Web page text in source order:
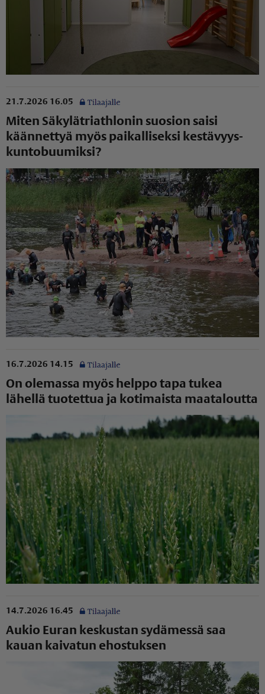
21.7.2026 16.05
Miten Säkylät­ri­ath­lonin suosion saisi
käännettyä myös paikalliseksi kestä­vyys­
kun­to­buu­miksi?
16.7.2026 14.15
On olemassa myös helppo tapa tukea
lähellä tuotettua ja kotimaista maataloutta
14.7.2026 16.45
Aukio Euran keskustan sydämessä saa
kauan kaivatun ehostuksen